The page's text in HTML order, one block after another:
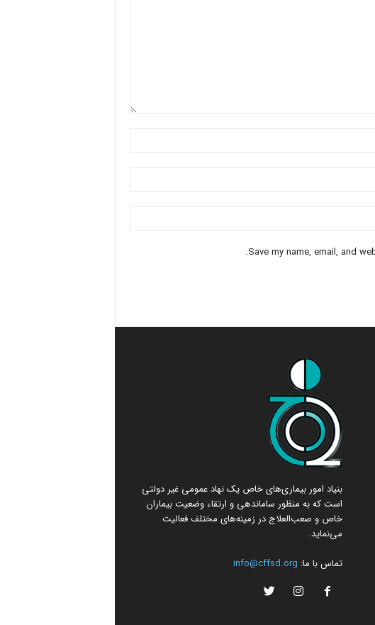
Save my name, email, and
بنیاد امور بیماری‌های خاص یک نهاد عمومی غیر دولتی
است که به منظور ساماندهی و ارتقاء وضعیت بیماران
خاص و صعب‌العلاج در زمینه‌های مختلف فعالیت
می‌نماید.
تماس با ما: info@cffsd.org